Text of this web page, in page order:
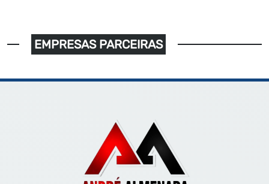
EMPRESAS PARCEIRAS